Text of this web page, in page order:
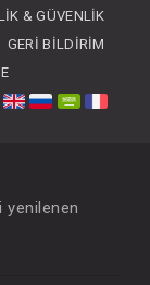
& GÜVENLIK
GERI BILDIRIM
yenilenen